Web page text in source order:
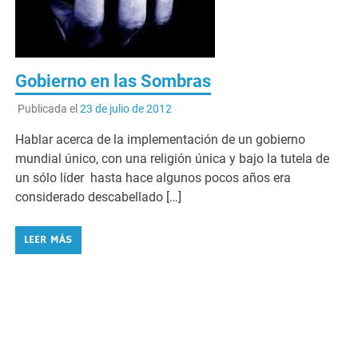
Gobierno en las Sombras
Publicada el 23 de julio de 2012
Hablar acerca de la implementación de un gobierno
mundial único, con una religión única y bajo la tutela de
un sólo líder hasta hace algunos pocos años era
considerado descabellado […]
LEER MÁS